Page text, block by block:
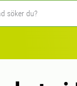
sökning